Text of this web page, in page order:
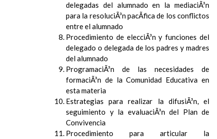
delegadas del alumnado en la mediaciÃ³n
para la resoluciÃ³n pacÃ­fica de los conflictos
entre el alumnado
Procedimiento de elecciÃ³n y funciones del
delegado o delegada de los padres y madres
del alumnado
ProgramaciÃ³n de las necesidades de
formaciÃ³n de la Comunidad Educativa en
esta materia
Estrategias para realizar la difusiÃ³n, el
seguimiento y la evaluaciÃ³n del Plan de
Convivencia
Procedimiento para articular la